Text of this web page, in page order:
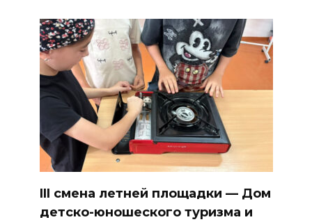
III смена летней площадки — Дом
детско-юношеского туризма и